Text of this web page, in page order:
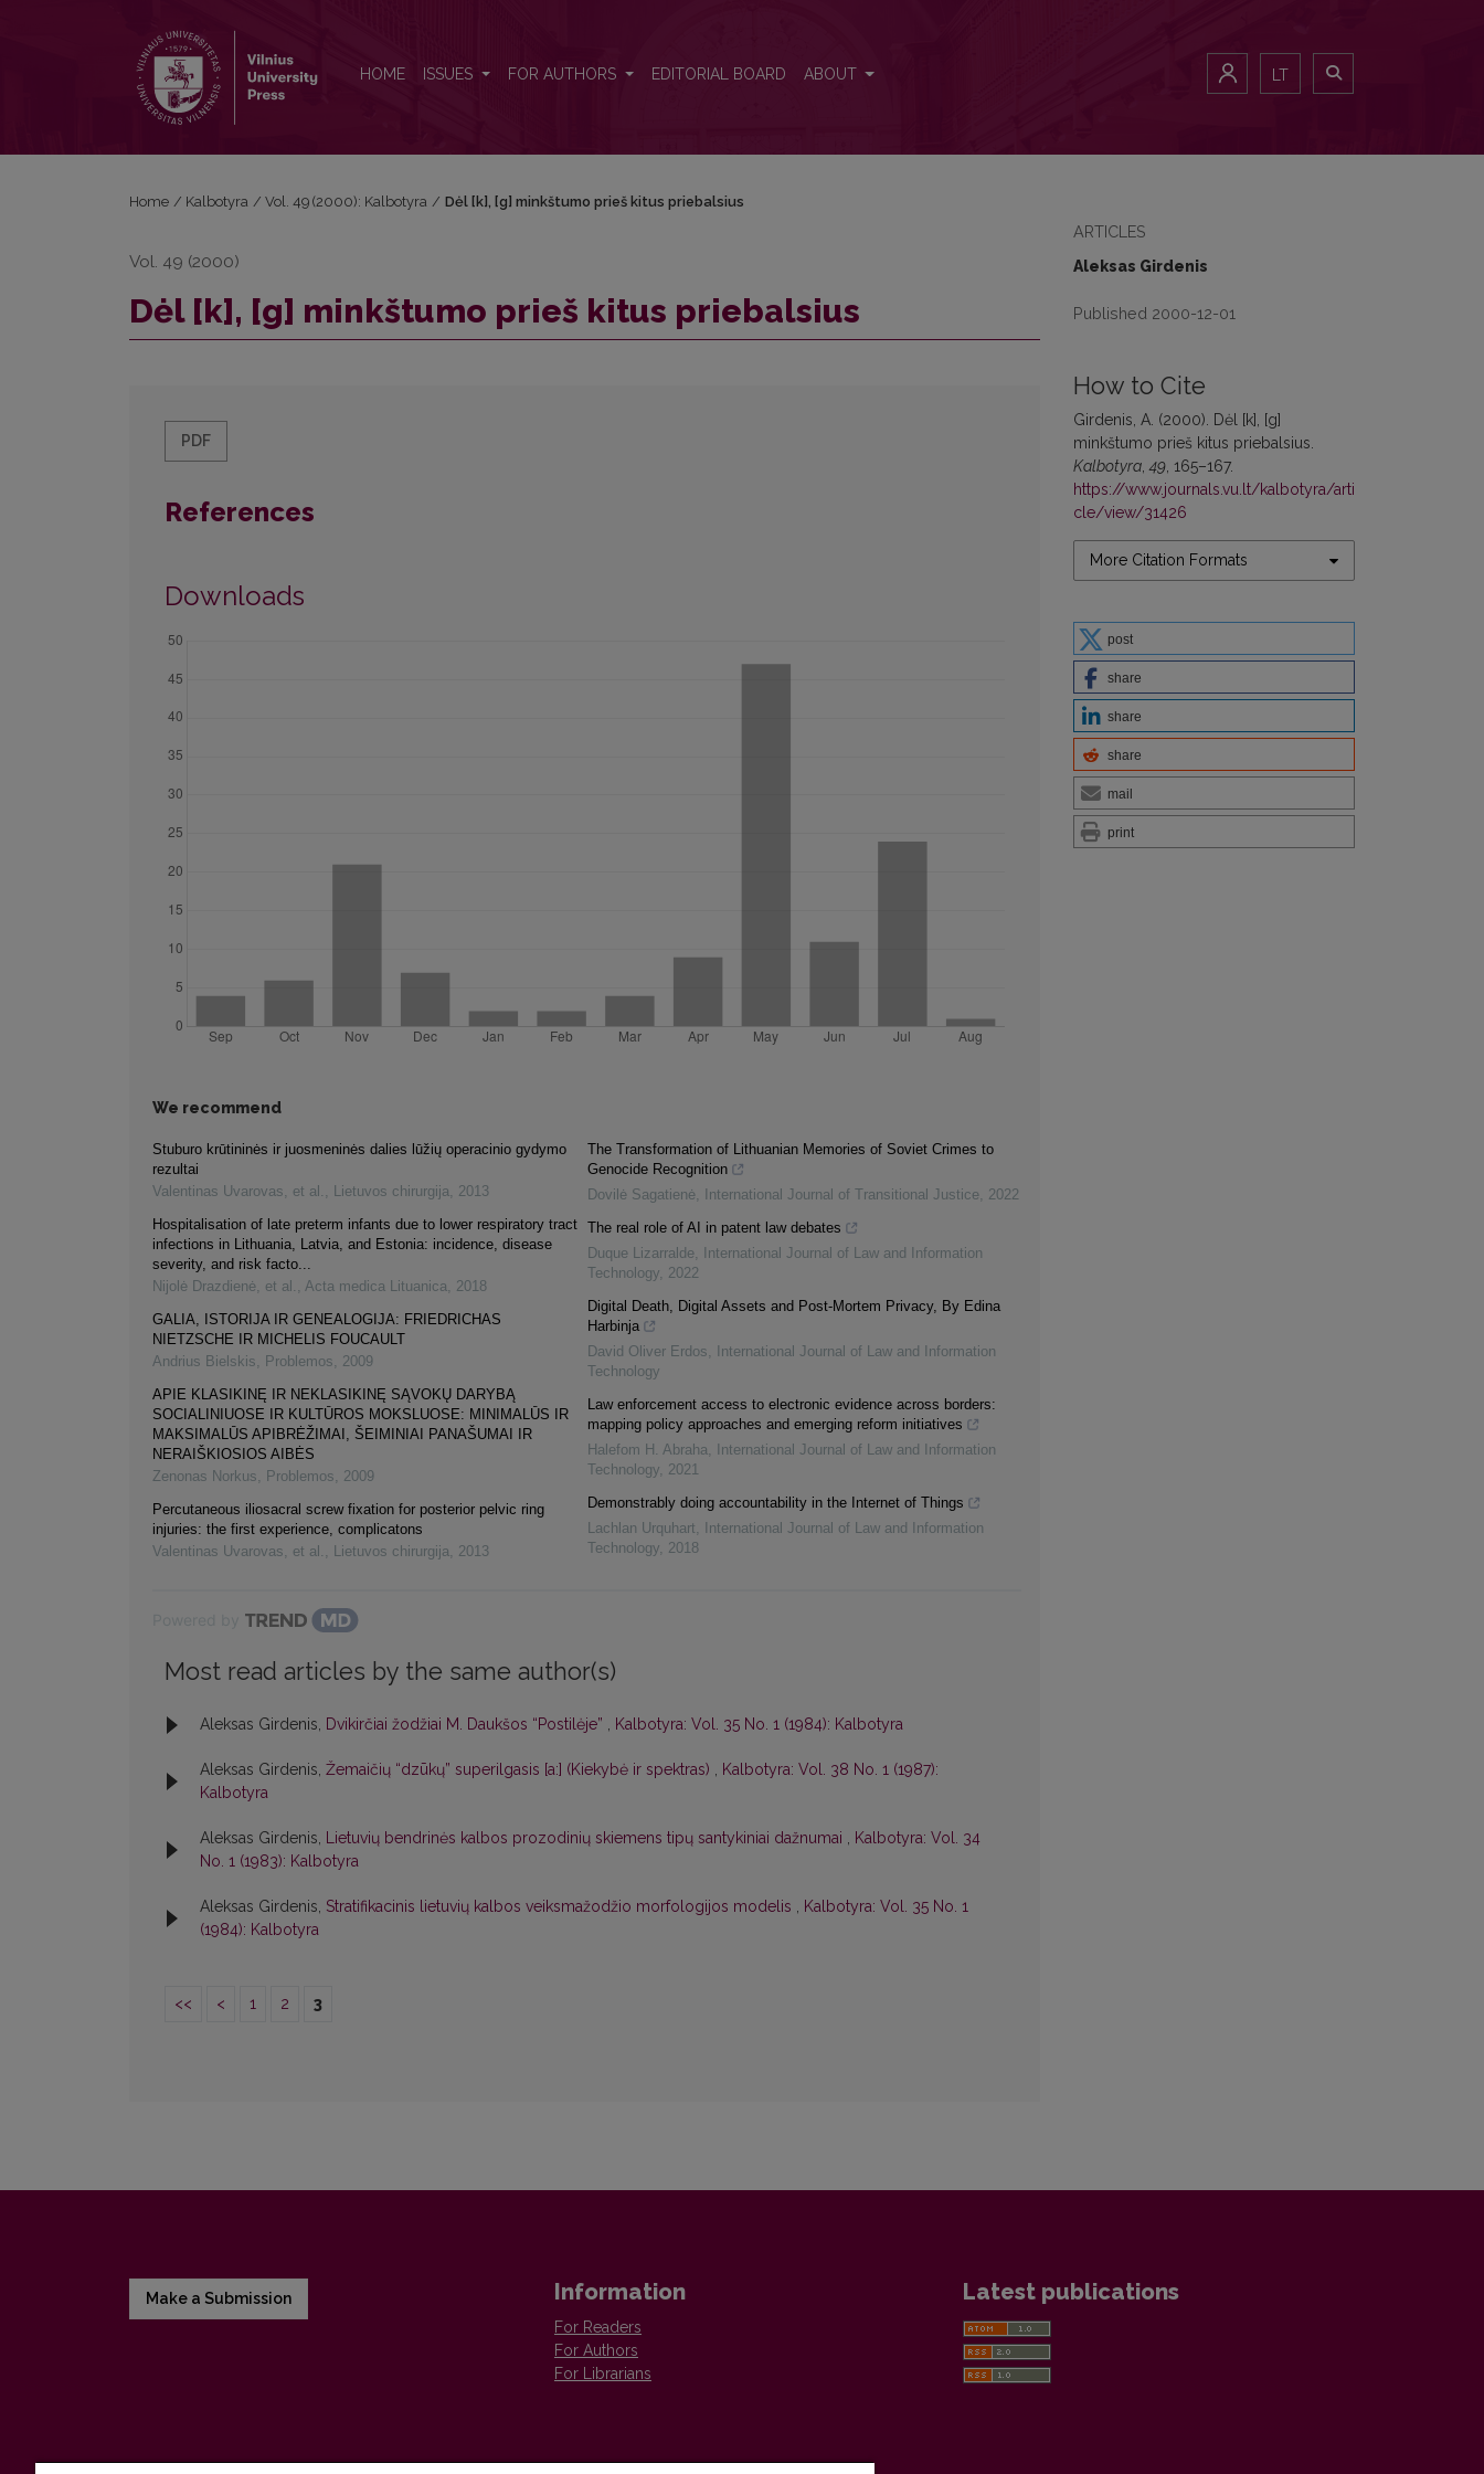
HOME ISSUES FOR AUTHORS EDITORIAL BOARD ABOUT LT
ARTICLES
Aleksas Girdenis
Published 2000-12-01
How to Cite
Girdenis, A. (2000). Dėl [k], [g]
minkštumo prieš kitus priebalsius.
Kalbotyra ,49 , 165–167.
https://www.journals.vu.lt/kalbotyra/arti
cle/view/31426
More Citation Formats
post
share
share
share
mail
print
Home / Kalbotyra / Vol. 49 (2000): Kalbotyra / Dėl [k], [g] minkštumo prieš kitus priebalsius
Vol. 49 (2000)
Dėl [k], [g] minkštumo prieš kitus priebalsius
PDF
References
Downloads
We recommend
Stuburo krūtininės ir juosmeninės dalies lūžių operacinio gydymo
rezultai
Valentinas Uvarovas, et al. , Lietuvos chirurgija, 2013
Hospitalisation of late preterm infants due to lower respiratory tract
infections in Lithuania, Latvia, and Estonia: incidence, disease
severity, and risk facto...
Nijolė Drazdienė, et al. , Acta medica Lituanica, 2018
GALIA, ISTORIJA IR GENEALOGIJA: FRIEDRICHAS
NIETZSCHE IR MICHELIS FOUCAULT
Andrius Bielskis, Problemos, 2009
APIE KLASIKINĘ IR NEKLASIKINĘ SĄVOKŲ DARYBĄ
SOCIALINIUOSE IR KULTŪROS MOKSLUOSE: MINIMALŪS IR
MAKSIMALŪS APIBRĖŽIMAI, ŠEIMINIAI PANAŠUMAI IR
NERAIŠKIOSIOS AIBĖS
Zenonas Norkus, Problemos, 2009
Percutaneous iliosacral screw fixation for posterior pelvic ring
injuries: the first experience, complicatons
Valentinas Uvarovas, et al. , Lietuvos chirurgija, 2013
The Transformation of Lithuanian Memories of Soviet Crimes to
Genocide Recognition
Dovilė Sagatienė, International Journal of Transitional Justice, 2022
The real role of AI in patent law debates
Duque Lizarralde,
International Journal of Law and Information
Technology, 2022
Digital Death, Digital Assets and Post-Mortem Privacy, By Edina
Harbinja
David Oliver Erdos,
International Journal of Law and Information
Technology
Law enforcement access to electronic evidence across borders:
mapping policy approaches and emerging reform initiatives
Halefom H. Abraha,
International Journal of Law and Information
Technology, 2021
Demonstrably doing accountability in the Internet of Things
Lachlan Urquhart,
International Journal of Law and Information
Technology, 2018
Most read articles by the same author(s)
Aleksas Girdenis, Dvikirčiai žodžiai M. Daukšos “Postilėje” , Kalbotyra: Vol. 35 No. 1 (1984): Kalbotyra
Aleksas Girdenis, Žemaičių “dzūkų” superilgasis [a:] (Kiekybė ir spektras) , Kalbotyra: Vol. 38 No. 1 (1987):
Kalbotyra
Aleksas Girdenis, Lietuvių bendrinės kalbos prozodinių skiemens tipų santykiniai dažnumai , Kalbotyra: Vol. 34
No. 1 (1983): Kalbotyra
Aleksas Girdenis, Stratifikacinis lietuvių kalbos veiksmažodžio morfologijos modelis , Kalbotyra: Vol. 35 No. 1
(1984): Kalbotyra
<< < 1 2 3
Make a Submission Information
For Readers
For Authors
For Librarians
Latest publications